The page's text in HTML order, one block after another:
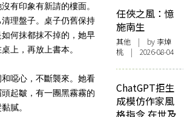
有印象有新請的樓面。
理盤子。桌子仍舊保持
何抹都抹不掉的，她早
上，再放上書本。
噁心，不斷襲來。她看
起皺，有一團黑霧霧的
膩。
任俠之風：憶
施南生
其他 | by 李焯
桃 | 2026-08-04
ChatGPT拒生
成模仿作家風